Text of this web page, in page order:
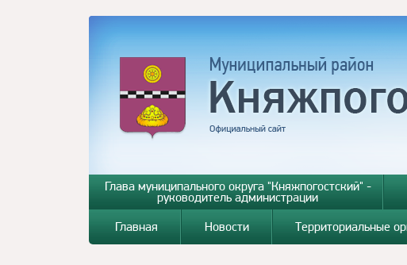
Глава муниципального округа "Княжпогостский" -
руководитель администрации
Главная Новости Территориальные